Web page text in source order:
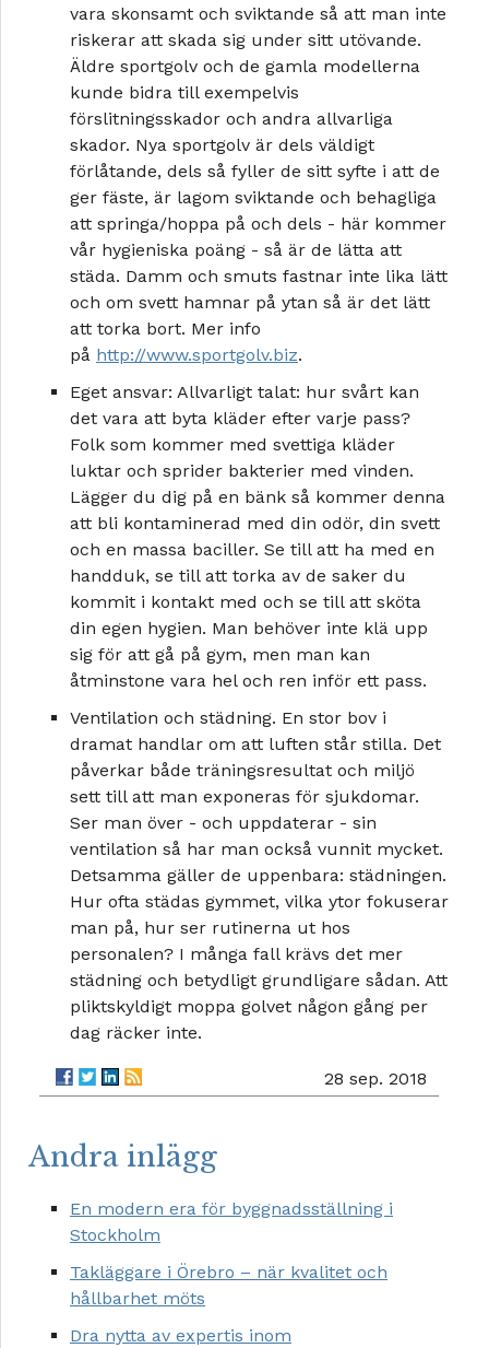
vara skonsamt och sviktande så att man inte
riskerar att skada sig under sitt utövande.
Äldre sportgolv och de gamla modellerna
kunde bidra till exempelvis
förslitningsskador och andra allvarliga
skador. Nya sportgolv är dels väldigt
förlåtande, dels så fyller de sitt syfte i att de
ger fäste, är lagom sviktande och behagliga
att springa/hoppa på och dels - här kommer
vår hygieniska poäng - så är de lätta att
städa. Damm och smuts fastnar inte lika lätt
och om svett hamnar på ytan så är det lätt
att torka bort. Mer info
på http://www.sportgolv.biz.
Eget ansvar: Allvarligt talat: hur svårt kan
det vara att byta kläder efter varje pass?
Folk som kommer med svettiga kläder
luktar och sprider bakterier med vinden.
Lägger du dig på en bänk så kommer denna
att bli kontaminerad med din odör, din svett
och en massa baciller. Se till att ha med en
handduk, se till att torka av de saker du
kommit i kontakt med och se till att sköta
din egen hygien. Man behöver inte klä upp
sig för att gå på gym, men man kan
åtminstone vara hel och ren inför ett pass.
Ventilation och städning. En stor bov i
dramat handlar om att luften står stilla. Det
påverkar både träningsresultat och miljö
sett till att man exponeras för sjukdomar.
Ser man över - och uppdaterar - sin
ventilation så har man också vunnit mycket.
Detsamma gäller de uppenbara: städningen.
Hur ofta städas gymmet, vilka ytor fokuserar
man på, hur ser rutinerna ut hos
personalen? I många fall krävs det mer
städning och betydligt grundligare sådan. Att
pliktskyldigt moppa golvet någon gång per
dag räcker inte.
28 sep. 2018
Andra inlägg
En modern era för byggnadsställning i
Stockholm
Takläggare i Örebro – när kvalitet och
hållbarhet möts
Dra nytta av expertis inom